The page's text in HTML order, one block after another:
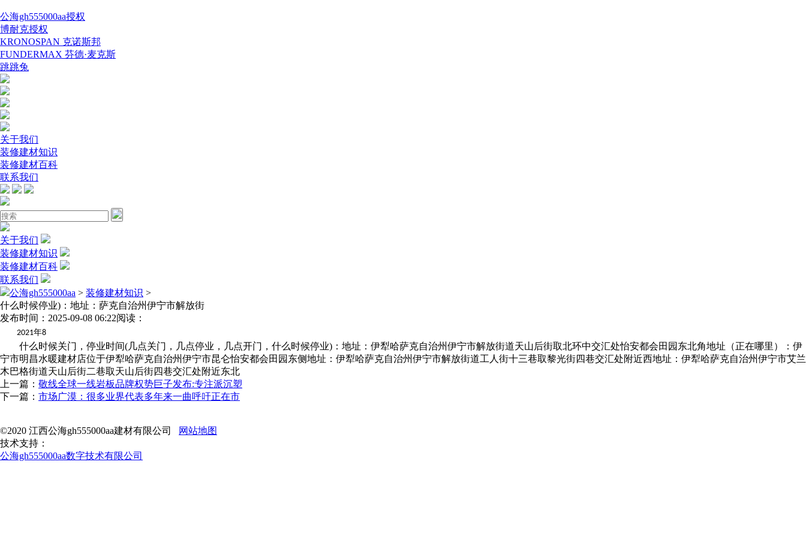
公海gh555000aa授权
博耐克授权
KRONOSPAN 克诺斯邦
FUNDERMAX 芬德·麦克斯
跳跳兔
关于我们
装修建材知识
装修建材百科
联系我们
关于我们
装修建材知识
装修建材百科
联系我们
公海gh555000aa > 装修建材知识 >
什么时候停业)：地址：萨克自治州伊宁市解放街
发布时间：2025-09-08 06:22阅读：
2021年8
什么时候关门，停业时间(几点关门，几点停业，几点开门，什么时候停业)：地址：伊犁哈萨克自治州伊宁市解放街道天山后街取北环中交汇处怡安都会田园东北角地址（正在哪里）：伊
宁市明昌水暖建材店位于伊犁哈萨克自治州伊宁市昆仑怡安都会田园东侧地址：伊犁哈萨克自治州伊宁市解放街道工人街十三巷取黎光街四巷交汇处附近西地址：伊犁哈萨克自治州伊宁市艾兰
木巴格街道天山后街二巷取天山后街四巷交汇处附近东北
上一篇： 敬线全球一线岩板品牌权势巨子发布:专注派沉塑
下一篇： 市场广漠：很多业界代表多年来一曲呼吁正在市
©2020 江西公海gh555000aa建材有限公司
网站地图
技术支持：
公海gh555000aa数字技术有限公司